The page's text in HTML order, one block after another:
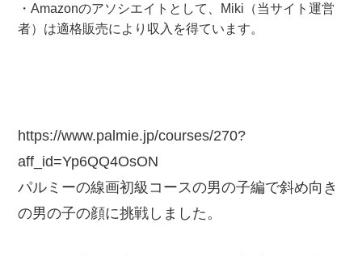
・Amazonのアソシエイトとして、Miki（当サイト運営
者）は適格販売により収入を得ています。
https://www.palmie.jp/courses/270?
aff_id=Yp6QQ4OsON
パルミーの線画初級コースの男の子編で斜め向き
の男の子の顔に挑戦しました。